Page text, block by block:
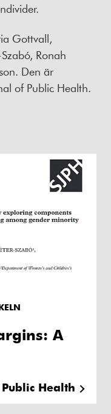
Gottvall,
Ronah
Den är
of Public Health.
A
Health